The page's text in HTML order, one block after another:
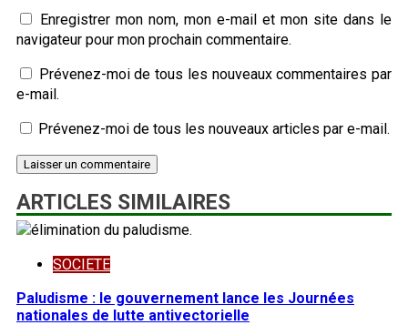
Enregistrer mon nom, mon e-mail et mon site dans le
navigateur pour mon prochain commentaire.
Prévenez-moi de tous les nouveaux commentaires par
e-mail.
Prévenez-moi de tous les nouveaux articles par e-mail.
ARTICLES SIMILAIRES
SOCIETE
Paludisme : le gouvernement lance les Journées
nationales de lutte antivectorielle